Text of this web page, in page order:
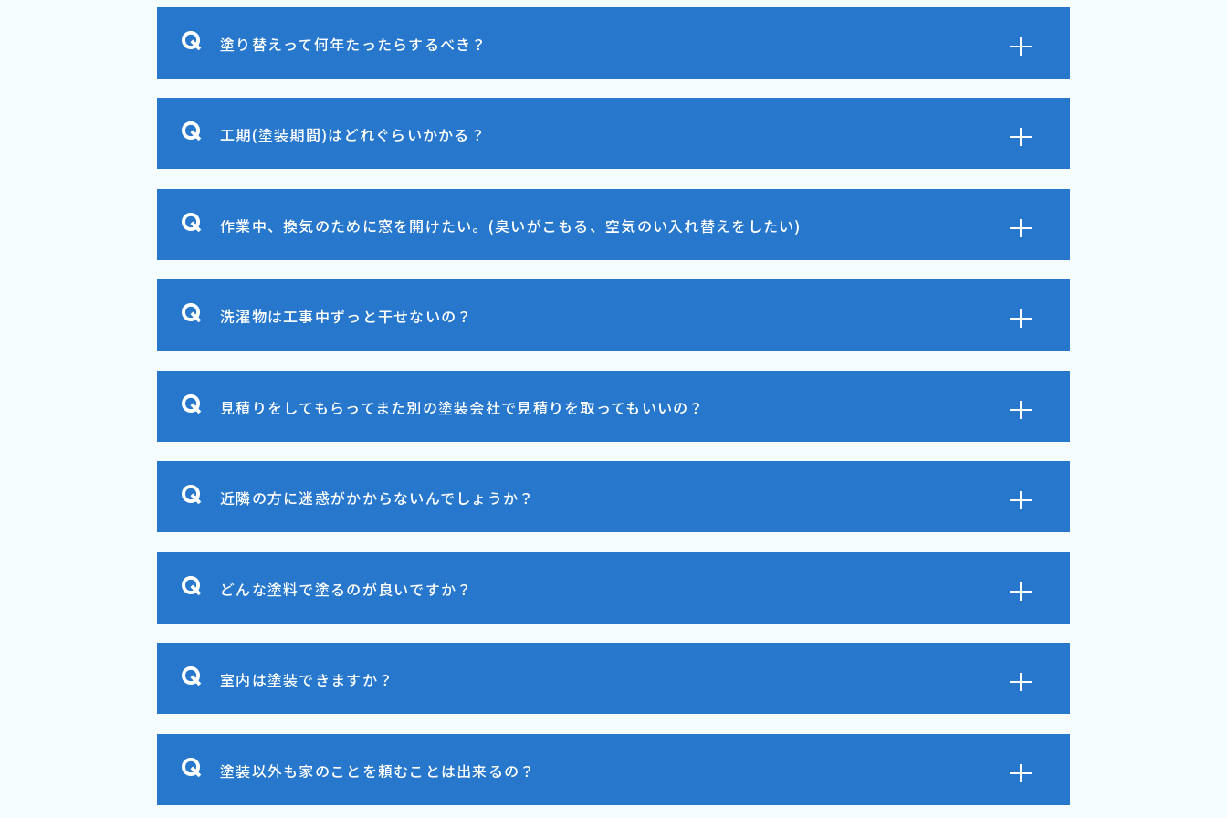
塗り替えって何年たったらするべき？
工期(塗装期間)はどれぐらいかかる？
作業中、換気のために窓を開けたい。(臭いがこもる、空気のい入れ替えをしたい)
洗濯物は工事中ずっと干せないの？
見積りをしてもらってまた別の塗装会社で見積りを取ってもいいの？
近隣の方に迷惑がかからないんでしょうか？
どんな塗料で塗るのが良いですか？
室内は塗装できますか？
塗装以外も家のことを頼むことは出来るの？